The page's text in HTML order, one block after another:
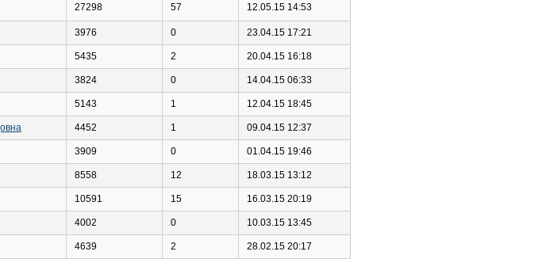
27298 57 12.05.15 14:53
3976 0 23.04.15 17:21
5435 2 20.04.15 16:18
3824 0 14.04.15 06:33
5143 1 12.04.15 18:45
4452 1 09.04.15 12:37
3909 0 01.04.15 19:46
8558 12 18.03.15 13:12
10591 15 16.03.15 20:19
4002 0 10.03.15 13:45
4639 2 28.02.15 20:17